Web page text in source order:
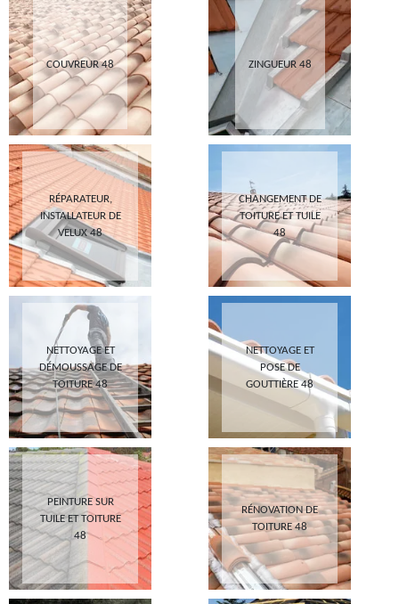
COUVREUR 48 ZINGUEUR 48
RÉPARATEUR,
INSTALLATEUR DE
VELUX 48
CHANGEMENT DE
TOITURE ET TUILE
48
NETTOYAGE ET
DÉMOUSSAGE DE
TOITURE 48
NETTOYAGE ET
POSE DE
GOUTTIÈRE 48
PEINTURE SUR
TUILE ET TOITURE
48
RÉNOVATION DE
TOITURE 48